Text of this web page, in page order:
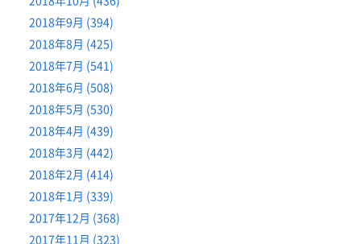
2018年9月 (394)
2018年8月 (425)
2018年7月 (541)
2018年6月 (508)
2018年5月 (530)
2018年4月 (439)
2018年3月 (442)
2018年2月 (414)
2018年1月 (339)
2017年12月 (368)
2017年11月 (323)